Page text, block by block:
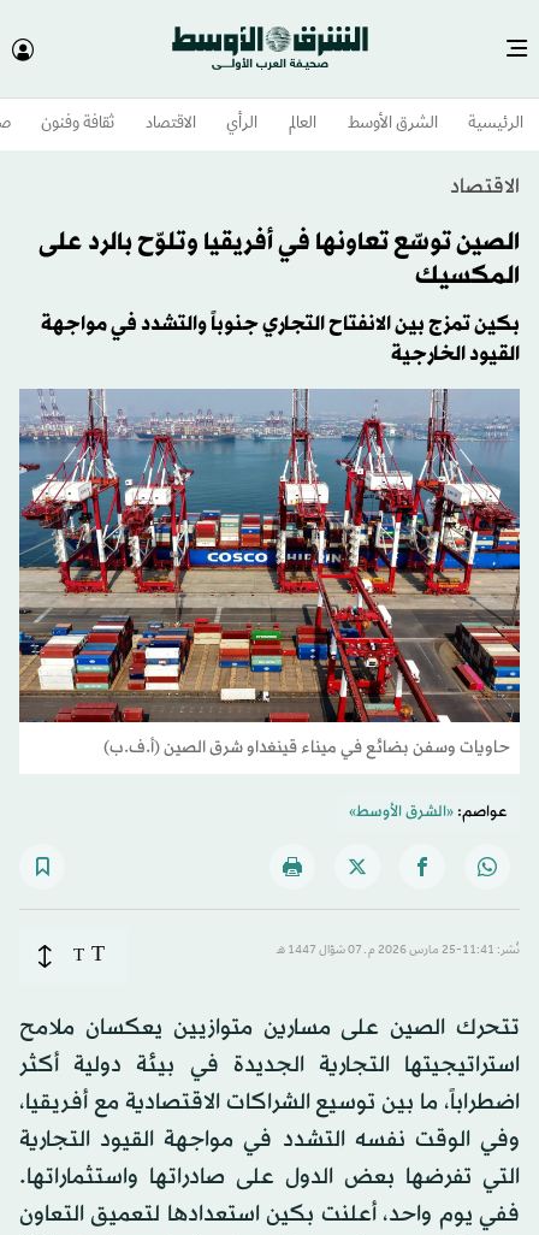
الرئيسية الشرق الأوسط​ العالم الرأي الاقتصاد ثقافة وفنون
الاقتصاد
الصين توسّع تعاونها في أفريقيا وتلوّح بالرد على
المكسيك
بكين تمزج بين الانفتاح التجاري جنوباً والتشدد في مواجهة
القيود الخارجية
حاويات وسفن بضائع في ميناء قينغداو شرق الصين (أ.ف.ب)
عواصم:«الشرق الأوسط»
نُشر: 11:41-25 مارس 2026 م ـ 07 شوّال 1447 هـ T
T
تتحرك الصين على مسارين متوازيين يعكسان ملامح
استراتيجيتها التجارية الجديدة في بيئة دولية أكثر
اضطراباً، ما بين توسيع الشراكات الاقتصادية مع أفريقيا،
وفي الوقت نفسه التشدد في مواجهة القيود التجارية
التي تفرضها بعض الدول على صادراتها واستثماراتها.
ففي يوم واحد، أعلنت بكين استعدادها لتعميق التعاون